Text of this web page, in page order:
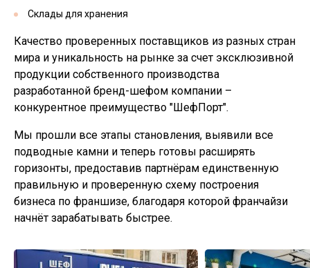
Склады для хранения
Качество проверенных поставщиков из разных стран
мира и уникальность на рынке за счет эксклюзивной
продукции собственного производства
разработанной бренд-шефом компании –
конкурентное преимущество "ШефПорт".
Мы прошли все этапы становления, выявили все
подводные камни и теперь готовы расширять
горизонты, предоставив партнёрам единственную
правильную и проверенную схему построения
бизнеса по франшизе, благодаря которой франчайзи
начнёт зарабатывать быстрее.